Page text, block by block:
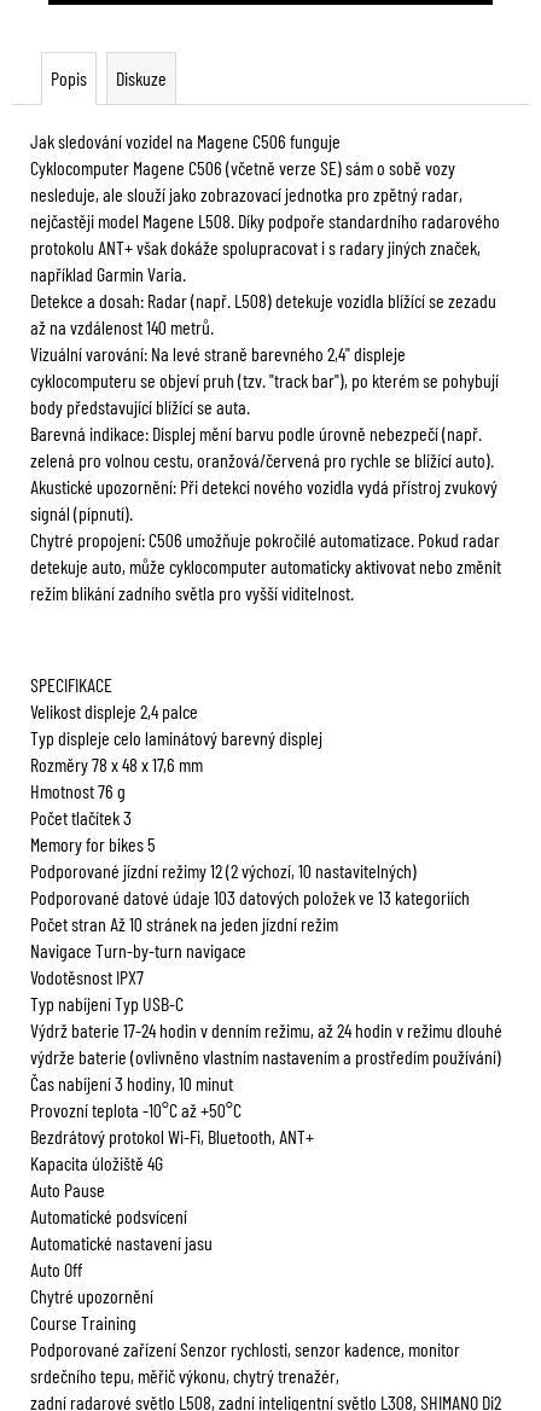
Popis Diskuze
Jak sledování vozidel na Magene C506 funguje
Cyklocomputer Magene C506 (včetně verze SE) sám o sobě vozy
nesleduje, ale slouží jako zobrazovací jednotka pro zpětný radar,
nejčastěji model Magene L508. Díky podpoře standardního radarového
protokolu ANT+ však dokáže spolupracovat i s radary jiných značek,
například Garmin Varia.
Detekce a dosah: Radar (např. L508) detekuje vozidla blížící se zezadu
až na vzdálenost 140 metrů.
Vizuální varování: Na levé straně barevného 2,4" displeje
cyklocomputeru se objeví pruh (tzv. "track bar"), po kterém se pohybují
body představující blížící se auta.
Barevná indikace: Displej mění barvu podle úrovně nebezpečí (např.
zelená pro volnou cestu, oranžová/červená pro rychle se blížící auto).
Akustické upozornění: Při detekci nového vozidla vydá přístroj zvukový
signál (pípnutí).
Chytré propojení: C506 umožňuje pokročilé automatizace. Pokud radar
detekuje auto, může cyklocomputer automaticky aktivovat nebo změnit
režim blikání zadního světla pro vyšší viditelnost.
SPECIFIKACE
Velikost displeje 2,4 palce
Typ displeje celo laminátový barevný displej
Rozměry 78 x 48 x 17,6 mm
Hmotnost 76 g
Počet tlačítek 3
Memory for bikes 5
Podporované jízdní režimy 12 (2 výchozí, 10 nastavitelných)
Podporované datové údaje 103 datových položek ve 13 kategoriích
Počet stran Až 10 stránek na jeden jízdní režim
Navigace Turn-by-turn navigace
Vodotěsnost IPX7
Typ nabíjení Typ USB-C
Výdrž baterie 17-24 hodin v denním režimu, až 24 hodin v režimu dlouhé
výdrže baterie (ovlivněno vlastním nastavením a prostředím používání)
Čas nabíjení 3 hodiny, 10 minut
Provozní teplota -10°C až +50°C
Bezdrátový protokol Wi-Fi, Bluetooth, ANT+
Kapacita úložiště 4G
Auto Pause
Automatické podsvícení
Automatické nastavení jasu
Auto Off
Chytré upozornění
Course Training
Podporované zařízení Senzor rychlosti, senzor kadence, monitor
srdečního tepu, měřič výkonu, chytrý trenažér,
zadní radarové světlo L508, zadní inteligentní světlo L308, SHIMANO Di2